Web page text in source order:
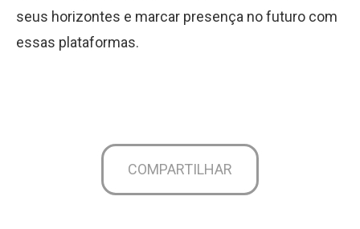
seus horizontes e marcar presença no futuro com
essas plataformas.
COMPARTILHAR